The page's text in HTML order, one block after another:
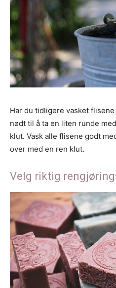
Har du tidligere vasket
nødt til å ta en liten runde
klut. Vask alle flisene godt
over med en ren klut.
Velg riktig